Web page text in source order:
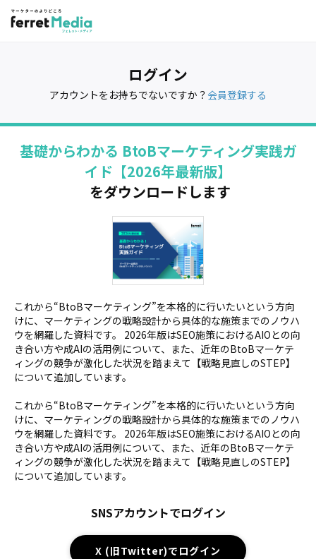
ログイン
アカウントをお持ちでないですか？ 会員登録する
基礎からわかる BtoBマーケティング実践ガ
イド【2026年最新版】
をダウンロードします
これから“BtoBマーケティング”を本格的に行いたいという方向
けに、マーケティングの戦略設計から具体的な施策までのノウハ
ウを網羅した資料です。 2026年版はSEO施策におけるAIOとの向
き合い方や成AIの活用例について、また、近年のBtoBマーケテ
ィングの競争が激化した状況を踏まえて【戦略見直しのSTEP】
について追加しています。
これから“BtoBマーケティング”を本格的に行いたいという方向
けに、マーケティングの戦略設計から具体的な施策までのノウハ
ウを網羅した資料です。 2026年版はSEO施策におけるAIOとの向
き合い方や成AIの活用例について、また、近年のBtoBマーケテ
ィングの競争が激化した状況を踏まえて【戦略見直しのSTEP】
について追加しています。
SNSアカウントでログイン
X (旧Twitter)でログイン